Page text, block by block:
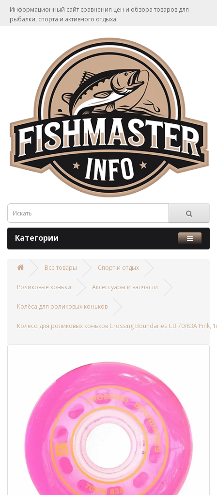
Информационный сайт сравнения цен и обзора товаров для
рыбалки, спорта и активного отдыха.
Категории
Все товары Спорт и отдых
Роликовые коньки Аксессуары и запчасти
Колёса для роликовых коньков
Колесо для роликовых коньков Crossing Boundaries CB 70/83A Pink,